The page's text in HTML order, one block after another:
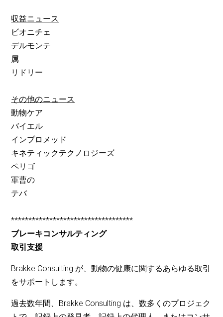
収益ニュース
ビオニチェ
デルモンテ
属
リドリー
その他のニュース
動物ケア
バイエル
インプロメッド
キネティックテクノロジーズ
ペリゴ
軍曹の
テバ
***********************************
ブレーキコンサルティング
取引支援
Brakke Consulting が、動物の健康に関するあらゆる取引
をサポートします。
過去数年間、Brakke Consulting は、数多くのプロジェク